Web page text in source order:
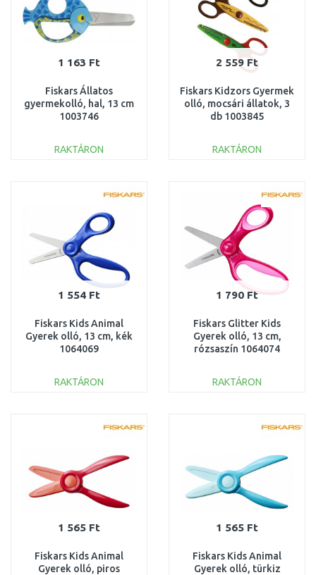
1 163 Ft
Fiskars Állatos
gyermekolló, hal, 13 cm
1003746
RAKTÁRON
Összehasonlítás
2 559 Ft
Fiskars Kidzors Gyermek
olló, mocsári állatok, 3
db 1003845
RAKTÁRON
Összehasonlítás
1 554 Ft
Fiskars Kids Animal
Gyerek olló, 13 cm, kék
1064069
RAKTÁRON
Összehasonlítás
1 790 Ft
Fiskars Glitter Kids
Gyerek olló, 13 cm,
rózsaszín 1064074
RAKTÁRON
Összehasonlítás
1 565 Ft
Fiskars Kids Animal
Gyerek olló, piros
1 565 Ft
Fiskars Kids Animal
Gyerek olló, türkiz